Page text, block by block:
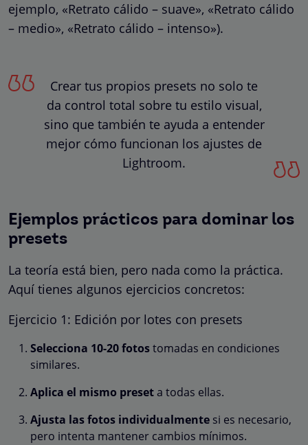
ejemplo, «Retrato cálido – suave», «Retrato cálido
– medio», «Retrato cálido – intenso»).
Crear tus propios presets no solo te
da control total sobre tu estilo visual,
sino que también te ayuda a entender
mejor cómo funcionan los ajustes de
Lightroom.
Ejemplos prácticos para dominar los
presets
La teoría está bien, pero nada como la práctica.
Aquí tienes algunos ejercicios concretos:
Ejercicio 1: Edición por lotes con presets
Selecciona 10-20 fotostomadas en condiciones
similares.
Aplica el mismo preseta todas ellas.
Ajusta las fotos individualmente si es necesario,
pero intenta mantener cambios mínimos.